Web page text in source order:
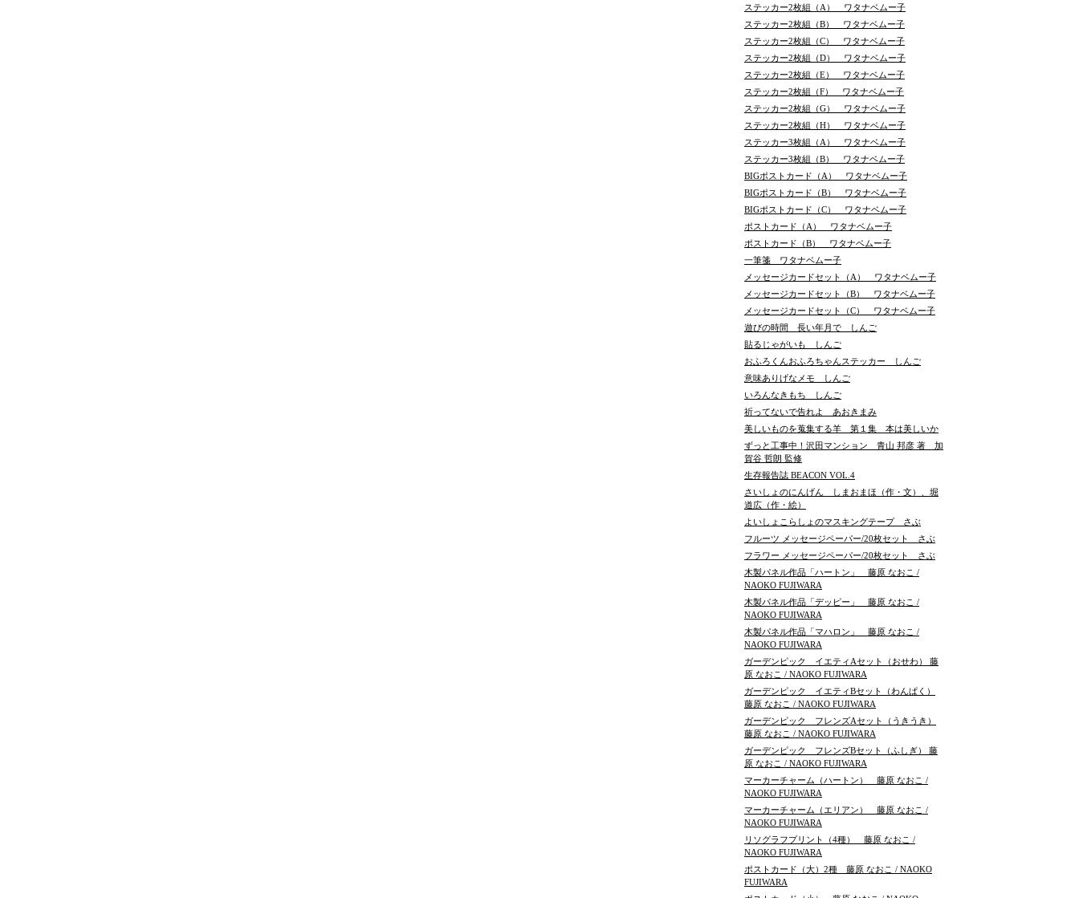
ステッカー2枚組（A） ワタナベムー子
ステッカー2枚組（B） ワタナベムー子
ステッカー2枚組（C） ワタナベムー子
ステッカー2枚組（D） ワタナベムー子
ステッカー2枚組（E） ワタナベムー子
ステッカー2枚組（F） ワタナベムー子
ステッカー2枚組（G） ワタナベムー子
ステッカー2枚組（H） ワタナベムー子
ステッカー3枚組（A） ワタナベムー子
ステッカー3枚組（B） ワタナベムー子
BIGポストカード（A） ワタナベムー子
BIGポストカード（B） ワタナベムー子
BIGポストカード（C） ワタナベムー子
ポストカード（A） ワタナベムー子
ポストカード（B） ワタナベムー子
一筆箋 ワタナベムー子
メッセージカードセット（A） ワタナベムー子
メッセージカードセット（B） ワタナベムー子
メッセージカードセット（C） ワタナベムー子
遊びの時間 長い年月で しんご
貼るじゃがいも しんご
おふろくんおふろちゃんステッカー しんご
意味ありげなメモ しんご
いろんなきもち しんご
祈ってないで告れよ あおきまみ
美しいものを蒐集する羊 第１集 本は美しいか
ずっと工事中！沢田マンション 青山 邦彦 著 加
賀谷 哲朗 監修
生存報告誌 BEACON VOL.4
さいしょのにんげん しまおまほ（作・文）、堀
道広（作・絵）
よいしょこらしょのマスキングテープ さぶ
フルーツ メッセージペーパー/20枚セット さぶ
フラワー メッセージペーパー/20枚セット さぶ
木製パネル作品「ハートン」 藤原 なおこ /
NAOKO FUJIWARA
木製パネル作品「デッピー」 藤原 なおこ /
NAOKO FUJIWARA
木製パネル作品「マハロン」 藤原 なおこ /
NAOKO FUJIWARA
ガーデンピック イエティAセット（おせわ） 藤
原 なおこ / NAOKO FUJIWARA
ガーデンピック イエティBセット（わんぱく）
藤原 なおこ / NAOKO FUJIWARA
ガーデンピック フレンズAセット（うきうき）
藤原 なおこ / NAOKO FUJIWARA
ガーデンピック フレンズBセット（ふしぎ） 藤
原 なおこ / NAOKO FUJIWARA
マーカーチャーム（ハートン） 藤原 なおこ /
NAOKO FUJIWARA
マーカーチャーム（エリアン） 藤原 なおこ /
NAOKO FUJIWARA
リソグラフプリント（4種） 藤原 なおこ /
NAOKO FUJIWARA
ポストカード（大）2種 藤原 なおこ / NAOKO
FUJIWARA